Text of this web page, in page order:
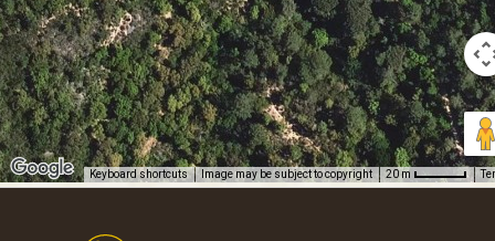
Keyboard shortcuts Image may be subject to copyright 20 m